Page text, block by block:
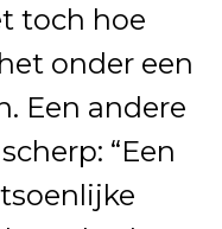
toch hoe
onder een
Een andere
“Een